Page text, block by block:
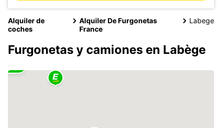
Alquiler de
coches
Alquiler De Furgonetas
France
Labege
Furgonetas y camiones en Labège